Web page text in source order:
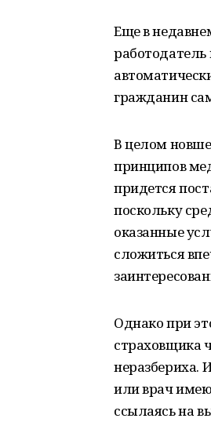
Еще в
гражданин
В целом
принципов
придется
поскольку
оказанные
сложиться
Однако при
страховщика
неразбериха.
или врач
ссылаясь на